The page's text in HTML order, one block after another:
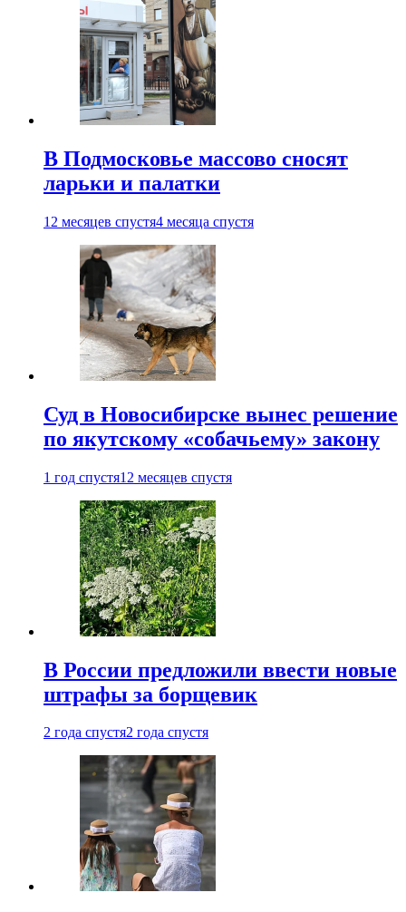
В Подмосковье массово сносят
ларьки и палатки
12 месяцев спустя4 месяца спустя
Суд в Новосибирске вынес решение
по якутскому «собачьему» закону
1 год спустя12 месяцев спустя
В России предложили ввести новые
штрафы за борщевик
2 года спустя2 года спустя